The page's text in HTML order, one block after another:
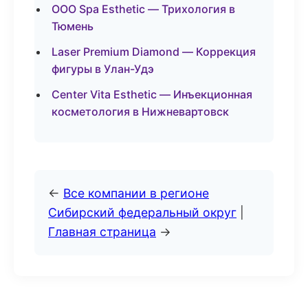
ООО Spa Esthetic — Трихология в
Тюмень
Laser Premium Diamond — Коррекция
фигуры в Улан-Удэ
Center Vita Esthetic — Инъекционная
косметология в Нижневартовск
← Все компании в регионе
Сибирский федеральный округ
Главная страница →